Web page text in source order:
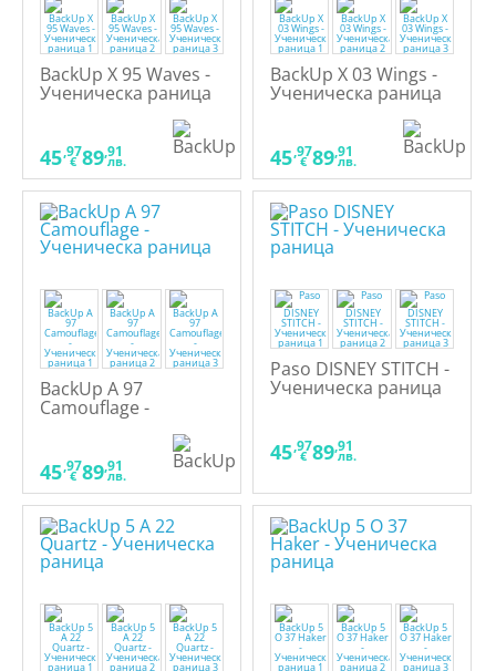
BackUp X 95 Waves -
Ученическа раница
45,97
€ 89,91
лв.
BackUp X 03 Wings -
Ученическа раница
45,97
€ 89,91
лв.
BackUp A 97
Camouflage -
Ученическа раница
45,97
€ 89,91
лв.
Paso DISNEY STITCH -
Ученическа раница
45,97
€ 89,91
лв.